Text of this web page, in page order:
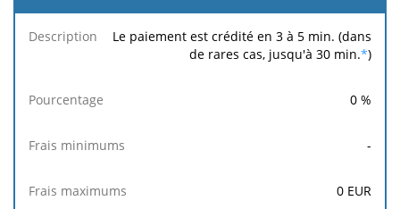
Le paiement est crédité en 3 à 5 min. (dans
de rares cas, jusqu'à 30 min.*)
0 %
-
0 EUR